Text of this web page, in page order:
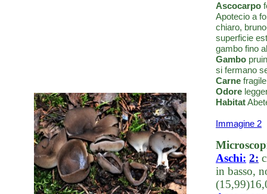
Ascocarpo
Apotecio a
chiaro,
superficie
gambo fino
Gambo
si fermano
Carne
Odore
Habitat
Immagine 2
Aschi: 2:
in basso,